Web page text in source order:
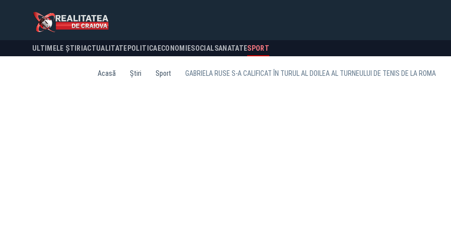
ULTIMELE ȘTIRI ACTUALITATE POLITICA ECONOMIESOCIALSANATATESPORT
Acasă Știri Sport GABRIELA RUSE S-A CALIFICAT ÎN TURUL AL DOILEA AL TURNEULUI DE TENIS DE LA ROMA